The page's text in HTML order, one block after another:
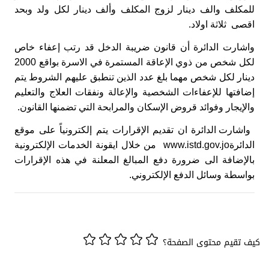
للمكلف والف دينار لزوج المكلف وألف دينار لكل ولد وبحد
اقصى ثلاثة اولاد.
‏واشارت الدائرة أن قانون ضريبة الدخل قد رتب إعفاء خاص
لكل شخص من ذوي الإعاقة المستمرة ‏في ‏الاسرة بواقع 2000
دينار لكل شخص مهما ‏بلغ ‏عدد الذين تنطبق ‏عليهم الشروط يتم
إضافتها ‏للإعفاءات الشخصية والإعالة ونفقات ‏العلاج ‏والتعليم
‏والإيجار وفوائد قروض ‏الإسكان والمرابحة التي تضمنها القانون.
واشارت الدائرة ان تقديم الإقرارات يتم إلكترونياً على موقع
الدائرةwww.istd.gov.jo
‏‏ من خلال ايقونة الخدمات الإلكترونية
بالإضافة الى ضرورة ‏دفع المبالغ ‏المعلنة في هذه الإقرارات
‏بواسطة ‏وسائل ‏الدفع الإلكتروني.
كيف تقيم محتوى الصفحة؟